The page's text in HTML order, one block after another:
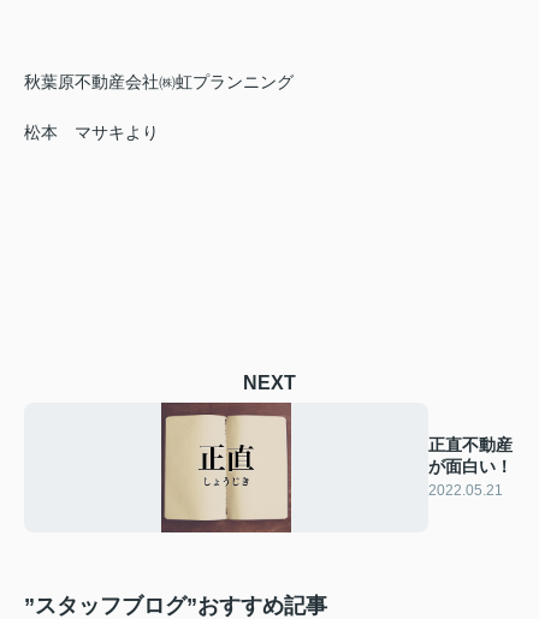
秋葉原不動産会社㈱虹プランニング
松本 マサキより
NEXT
正直不動産
が面白い！
2022.05.21
”スタッフブログ”おすすめ記事